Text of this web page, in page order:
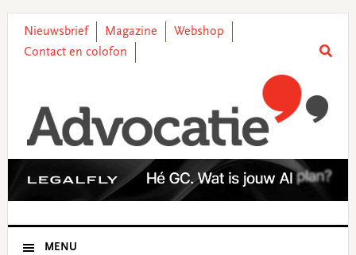
primary
main
primary
footer
Nieuwsbrief Magazine
Webshop
Contact en colofon
MENU